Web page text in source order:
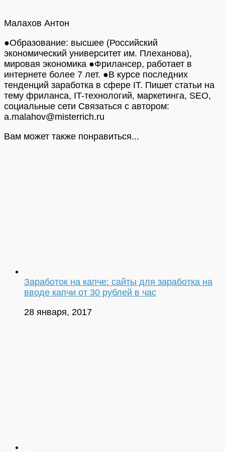
Малахов Антон
●Образование: высшее (Российский
экономический университет им. Плеханова),
мировая экономика ●Фрилансер, работает в
интернете более 7 лет. ●В курсе последних
тенденций заработка в сфере IT. Пишет статьи на
тему фриланса, IT-технологий, маркетинга, SEO,
социальные сети Связаться с автором:
a.malahov@misterrich.ru
Вам может также понравиться...
Заработок на капче: сайты для заработка на
вводе капчи от 30 рублей в час
28 января, 2017